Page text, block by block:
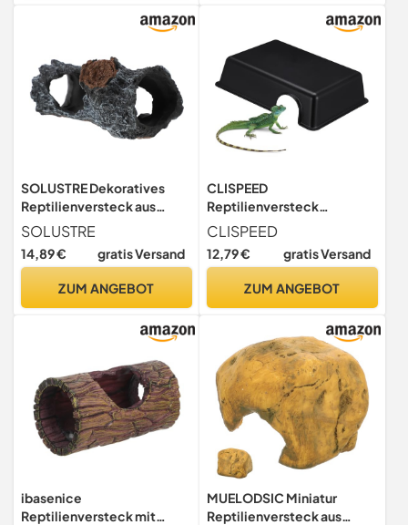
SOLUSTRE Dekoratives
Reptilienversteck aus
Kunstharz Strapazierfähiger
Terrarienstamm Filigrane
Höhle für Echsen und
für Natürliche
SOLUSTRE
14,89 € gratis Versand
ZUM ANGEBOT
CLISPEED
Reptilienversteck
Terrarium Zubehör
Kunststoff Höhlenform
Dunkle Atmosphäre
Geckos Eidechsen
CLISPEED
12,79 € gratis Versand
ZUM ANGEBOT
ibasenice
Reptilienversteck mit
MUELODSIC Miniatur
Reptilienversteck aus